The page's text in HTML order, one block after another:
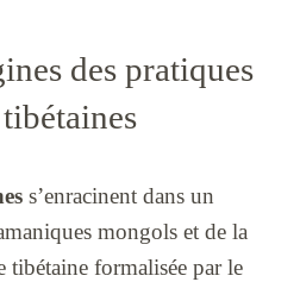
des pratiques
s’enracinent dans un
mongols et de la
tibétaine formalisée par le